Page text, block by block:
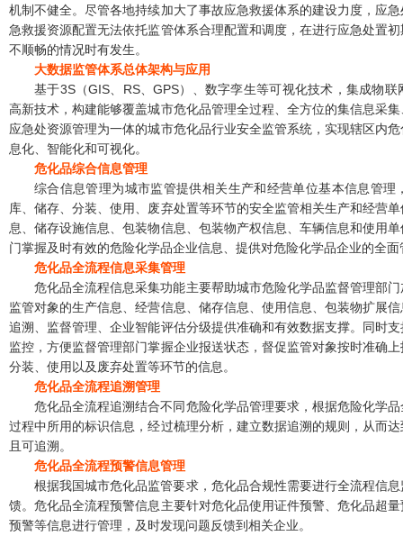
机制不健全。尽管各地持续加大了事故应急救援体系的建设力度，应
急救援资源配置无法依托监管体系合理配置和调度，在进行应急处置
不顺畅的情况时有发生。
大数据监管体系总体架构与应用
基于3S（GIS、RS、GPS）、数字孪生等可视化技术，集成物
高新技术，构建能够覆盖城市危化品管理全过程、全方位的集信息采
应急处资源管理为一体的城市危化品行业安全监管系统，实现辖区内
息化、智能化和可视化。
危化品综合信息管理
综合信息管理为城市监管提供相关生产和经营单位基本信息管
库、储存、分装、使用、废弃处置等环节的安全监管相关生产和经营
息、储存设施信息、包装物信息、包装物产权信息、车辆信息和使用
门掌握及时有效的危险化学品企业信息、提供对危险化学品企业的全
危化品全流程信息采集管理
危化品全流程信息采集功能主要帮助城市危险化学品监督管理部
监管对象的生产信息、经营信息、储存信息、使用信息、包装物扩展
追溯、监督管理、企业智能评估分级提供准确和有效数据支撑。同时
监控，方便监督管理部门掌握企业报送状态，督促监管对象按时准确
分装、使用以及废弃处置等环节的信息。
危化品全流程追溯管理
危化品全流程追溯结合不同危险化学品管理要求，根据危险化学
过程中所用的标识信息，经过梳理分析，建立数据追溯的规则，从而
且可追溯。
危化品全流程预警信息管理
根据我国城市危化品监管要求，危化品合规性需要进行全流程信
馈。危化品全流程预警信息主要针对危化品使用证件预警、危化品超
预警等信息进行管理，及时发现问题反馈到相关企业。